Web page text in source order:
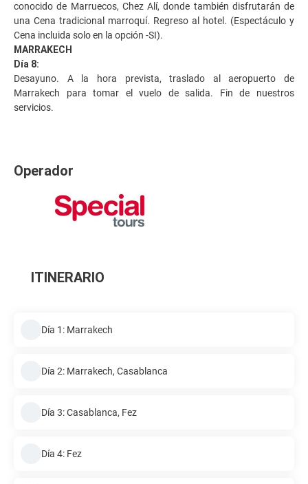
conocido de Marruecos, Chez Alí, donde también disfrutarán de
una Cena tradicional marroquí. Regreso al hotel. (Espectáculo y
Cena incluida solo en la opción -SI).
MARRAKECH
Día 8:
Desayuno. A la hora prevista, traslado al aeropuerto de
Marrakech para tomar el vuelo de salida. Fin de nuestros
servicios.
Operador
ITINERARIO
Día 1: Marrakech
Día 2: Marrakech, Casablanca
Día 3: Casablanca, Fez
Día 4: Fez